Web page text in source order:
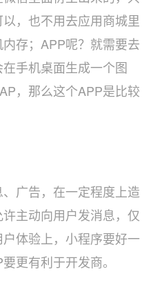
，也不用去应用商城里
存；APP呢？就需要去
手机桌面生成一个图
，那么这个APP是比较
广告，在一定程度上造
主动向用户发消息，仅
体验上，小程序要好一
更有利于开发商。